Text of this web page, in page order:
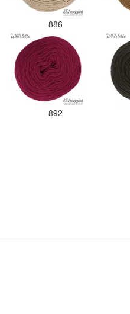
886
892